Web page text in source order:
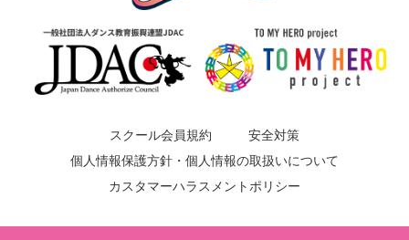
スクール会員規約
安全対策
個人情報保護方針・個人情報の取扱いについて
カスタマーハラスメントポリシー